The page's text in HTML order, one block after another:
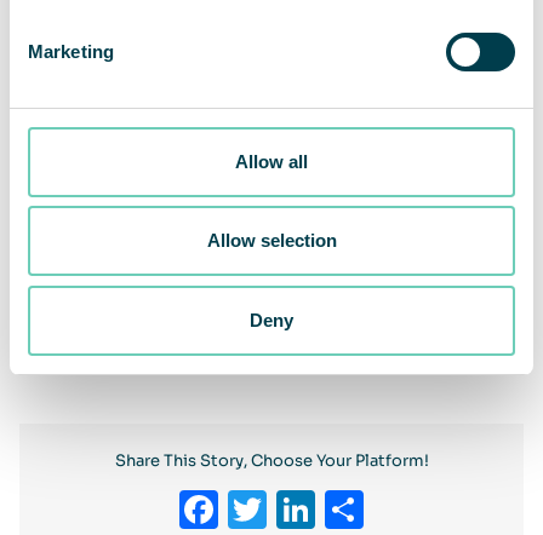
Marketing
Allow all
Allow selection
Deny
Nästa
Share This Story, Choose Your Platform!
Facebook
Twitter
LinkedIn